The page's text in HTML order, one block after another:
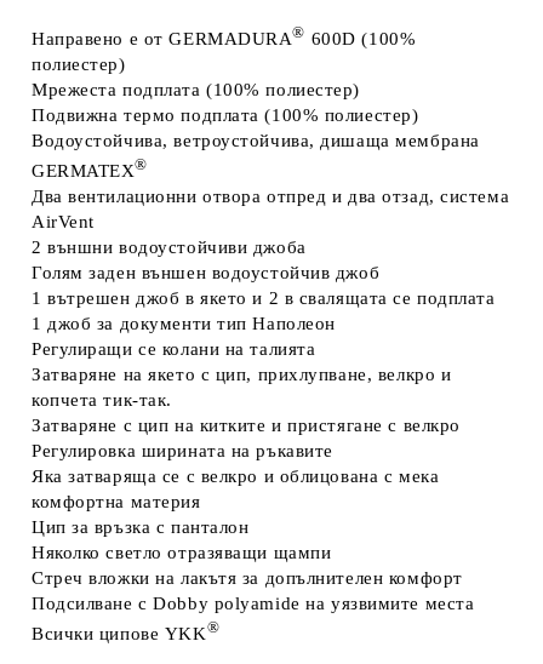
Направено е от GERMADURA® 600D (100%
полиестер)
Мрежеста подплата(100% полиестер)
Подвижна термо подплата(100% полиестер)
Водоустойчива, ветроустойчива, дишаща мембрана
GERMATEX®
Два вентилационни отвора отпред и два отзад, система
AirVent
2 външни водоустойчиви джоба
Голям заден външен водоустойчив джоб
1 вътрешен джоб в якето и 2 в свалящата се подплата
1 джоб за документи тип Наполеон
Регулиращи се колани на талията
Затваряне на якето с цип, прихлупване, велкро и
копчета тик-так.
Затваряне с цип на китките и пристягане с велкро
Регулировка ширината на ръкавите
Яка затваряща се с велкро и облицована с мека
комфортна материя
Цип за връзка с панталон
Няколко светло отразяващи щампи
Стреч вложки на лакътя за допълнителен комфорт
Подсилване с Dobby polyamide на уязвимите места
Всички ципове YKK®